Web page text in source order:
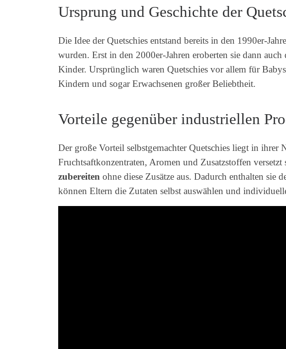
Ursprung und Geschichte der
Die Idee der Quetschies entstand bereits in den 1990er-
wurden. Erst in den 2000er-Jahren eroberten sie dann
Kinder. Ursprünglich waren Quetschies vor allem für
Kindern und sogar Erwachsenen großer Beliebtheit.
Vorteile gegenüber industriellen
Der große Vorteil selbstgemachter Quetschies liegt in
Fruchtsaftkonzentraten, Aromen und Zusatzstoffen
zubereiten ohne diese Zusätze aus. Dadurch enthalten
können Eltern die Zutaten selbst auswählen und